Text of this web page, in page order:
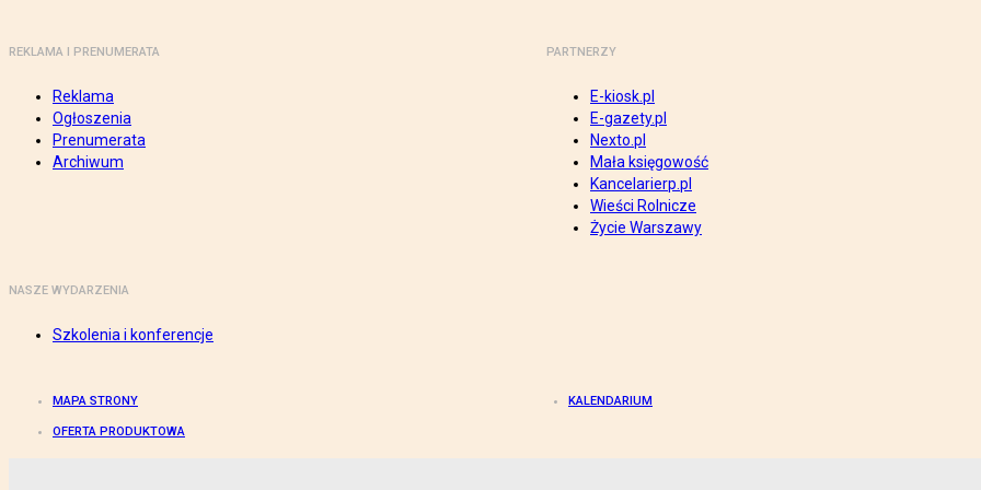
REKLAMA I PRENUMERATA
Reklama
Ogłoszenia
Prenumerata
Archiwum
PARTNERZY
E-kiosk.pl
E-gazety.pl
Nexto.pl
Mała księgowość
Kancelarierp.pl
Wieści Rolnicze
Życie Warszawy
NASZE WYDARZENIA
Szkolenia i konferencje
MAPA STRONY KALENDARIUM
OFERTA PRODUKTOWA